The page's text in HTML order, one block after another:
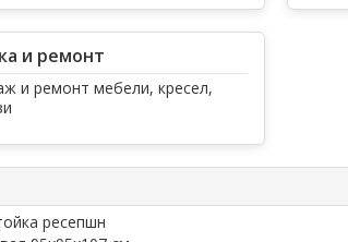
и ремонт
и ремонт мебели, кресел,